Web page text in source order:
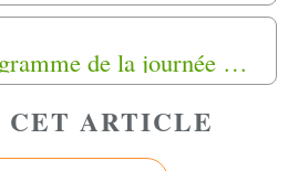
Invitation et le programme de la journée mémorielle concernant les Anciens Harkis de " la cité Sonacotra de Narbonne (11)
CET ARTICLE